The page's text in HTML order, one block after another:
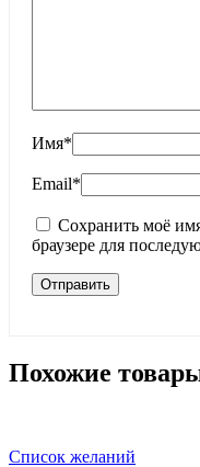
Имя*
Email*
Сохранить моё
браузере для
Похожие
Список желаний